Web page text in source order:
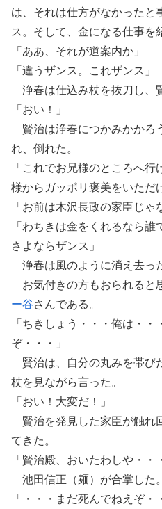
は、それは仕方がなかったと
ス。そして、金になる仕事を
「ああ、それが道案内か」
「違うザンス。これザンス」
浄春は仕込み杖を抜刀し、
「おい！」
賢治は浄春につかみかかろ
れ、倒れた。
「これでお兄様のところへ
様からガッポリ褒美をいただ
「お前は木沢長政の家臣じゃ
「わちきは金をくれるなら誰
さよならザンス」
浄春は風のように消え去っ
お気付きの方もおられると
ー谷さんである。
「ちきしょう・・・俺は・
ぞ・・・」
賢治は、自分の丸みを帯び
杖を見ながら言った。
「おい！大変だ！」
賢治を発見した家臣が触れ
てきた。
「賢治殿、おいたわしや・・
池田信正（麺）が合掌した。
「・・・まだ死んでねえぞ・